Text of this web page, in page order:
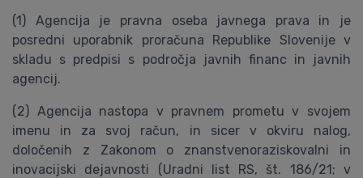
(1) Agencija je pravna oseba javnega prava in je
posredni uporabnik proračuna Republike Slovenije v
skladu s predpisi s področja javnih financ in javnih
agencij.
(2) Agencija nastopa v pravnem prometu v svojem
imenu in za svoj račun, in sicer v okviru nalog,
določenih z Zakonom o znanstvenoraziskovalni in
inovacijski dejavnosti (Uradni list RS, št. 186/21; v